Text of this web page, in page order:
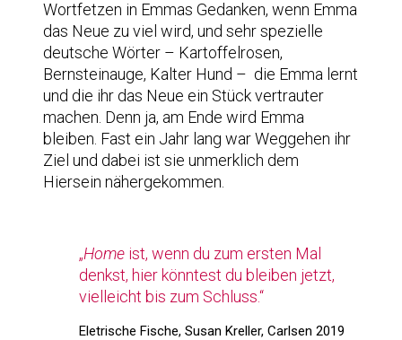
Wortfetzen in Emmas Gedanken, wenn Emma
das Neue zu viel wird, und sehr spezielle
deutsche Wörter – Kartoffelrosen,
Bernsteinauge, Kalter Hund – die Emma lernt
und die ihr das Neue ein Stück vertrauter
machen. Denn ja, am Ende wird Emma
bleiben. Fast ein Jahr lang war Weggehen ihr
Ziel und dabei ist sie unmerklich dem
Hiersein nähergekommen.
„Home ist, wenn du zum ersten Mal
denkst, hier könntest du bleiben jetzt,
vielleicht bis zum Schluss.“
Eletrische Fische, Susan Kreller, Carlsen 2019